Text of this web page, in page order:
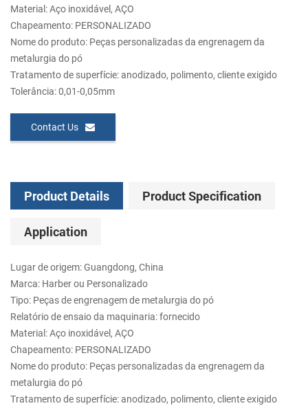
Material: Aço inoxidável, AÇO
Chapeamento: PERSONALIZADO
Nome do produto: Peças personalizadas da engrenagem da
metalurgia do pó
Tratamento de superfície: anodizado, polimento, cliente exigido
Tolerância: 0,01-0,05mm
Contact Us
Product Details Product Specification
Application
Lugar de origem: Guangdong, China
Marca: Harber ou Personalizado
Tipo: Peças de engrenagem de metalurgia do pó
Relatório de ensaio da maquinaria: fornecido
Material: Aço inoxidável, AÇO
Chapeamento: PERSONALIZADO
Nome do produto: Peças personalizadas da engrenagem da
metalurgia do pó
Tratamento de superfície: anodizado, polimento, cliente exigido